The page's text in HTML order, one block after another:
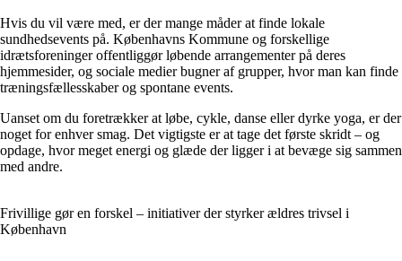
Hvis du vil være med, er der mange måder at finde lokale
sundhedsevents på. Københavns Kommune og forskellige
idrætsforeninger offentliggør løbende arrangementer på deres
hjemmesider, og sociale medier bugner af grupper, hvor man kan finde
træningsfællesskaber og spontane events.
Uanset om du foretrækker at løbe, cykle, danse eller dyrke yoga, er der
noget for enhver smag. Det vigtigste er at tage det første skridt – og
opdage, hvor meget energi og glæde der ligger i at bevæge sig sammen
med andre.
Frivillige gør en forskel – initiativer der styrker ældres trivsel i
København